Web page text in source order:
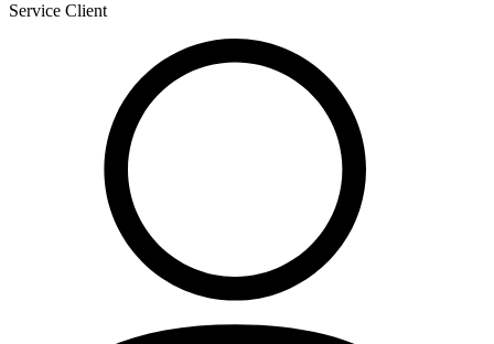
Service Client